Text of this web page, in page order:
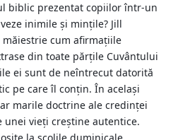
biblic prezentat copiilor într-un
inimile şi minţile? Jill
măiestrie cum afirmaţiile
din toate părţile Cuvântului
ei sunt de neîntrecut datorită
pe care îl conţin. În acelaşi
marile doctrine ale credinţei
unei vieţi creştine autentice.